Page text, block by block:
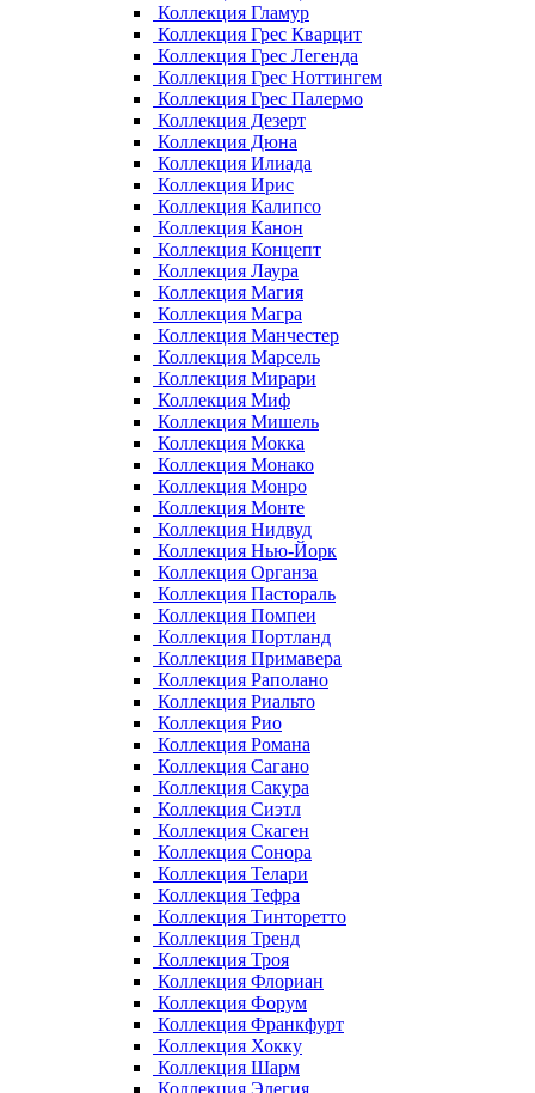
Коллекция Гламур
Коллекция Грес Кварцит
Коллекция Грес Легенда
Коллекция Грес Ноттингем
Коллекция Грес Палермо
Коллекция Дезерт
Коллекция Дюна
Коллекция Илиада
Коллекция Ирис
Коллекция Калипсо
Коллекция Канон
Коллекция Концепт
Коллекция Лаура
Коллекция Магия
Коллекция Магра
Коллекция Манчестер
Коллекция Марсель
Коллекция Мирари
Коллекция Миф
Коллекция Мишель
Коллекция Мокка
Коллекция Монако
Коллекция Монро
Коллекция Монте
Коллекция Нидвуд
Коллекция Нью-Йорк
Коллекция Органза
Коллекция Пастораль
Коллекция Помпеи
Коллекция Портланд
Коллекция Примавера
Коллекция Раполано
Коллекция Риальто
Коллекция Рио
Коллекция Романа
Коллекция Сагано
Коллекция Сакура
Коллекция Сиэтл
Коллекция Скаген
Коллекция Сонора
Коллекция Телари
Коллекция Тефра
Коллекция Тинторетто
Коллекция Тренд
Коллекция Троя
Коллекция Флориан
Коллекция Форум
Коллекция Франкфурт
Коллекция Хокку
Коллекция Шарм
Коллекция Элегия